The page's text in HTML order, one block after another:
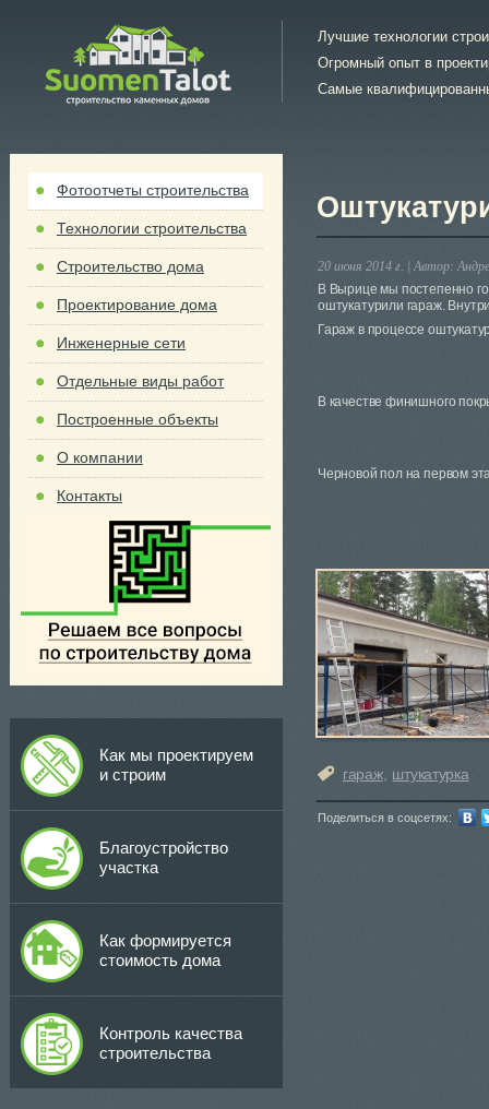
Лучшие технологии
Огромный опыт в
Самые
Фотоотчеты строительства
Технологии строительства
Строительство дома
Проектирование дома
Инженерные сети
Отдельные виды работ
Построенные объекты
О компании
Контакты
Как мы проектируем
и строим
Благоустройство
участка
Как формируется
стоимость дома
Контроль качества
строительства
20 июня 2014 г. | Автор:
В Вырице мы постепенно
оштукатурили гараж.
Гараж в процессе
В качестве финишного
Черновой пол на первом
гараж, штукатурка
Поделиться в соцсетях: